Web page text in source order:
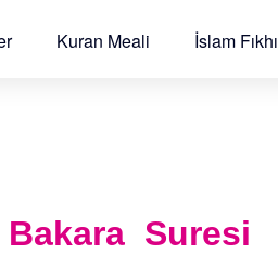
Kuran Meali İslam Fıkhı
Bakara Suresi